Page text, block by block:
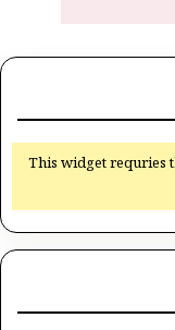
This widget requries